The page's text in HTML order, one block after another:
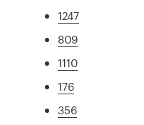
1247
809
1110
176
356